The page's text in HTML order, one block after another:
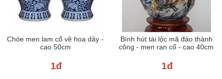
Chóe men lam cổ vẽ hoa dây -
cao 50cm
1đ
Bình hút tài lộc mã đáo thành
công - men rạn cổ - cao 40cm
1đ